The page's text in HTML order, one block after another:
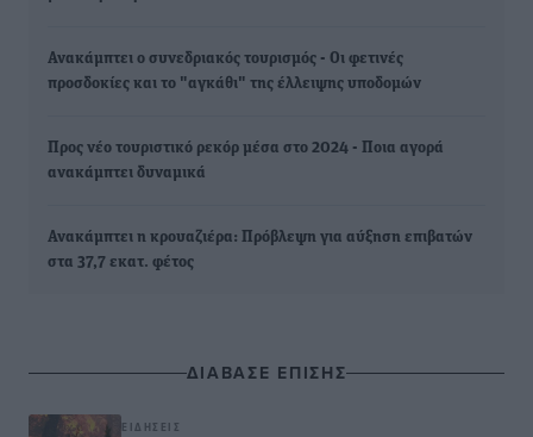
Ανακάμπτει ο συνεδριακός τουρισμός - Οι φετινές
προσδοκίες και το "αγκάθι" της έλλειψης υποδομών
Προς νέο τουριστικό ρεκόρ μέσα στο 2024 - Ποια αγορά
ανακάμπτει δυναμικά
Ανακάμπτει η κρουαζιέρα: Πρόβλεψη για αύξηση επιβατών
στα 37,7 εκατ. φέτος
ΔΙΑΒΑΣΕ ΕΠΙΣΗΣ
ΕΙΔΉΣΕΙΣ